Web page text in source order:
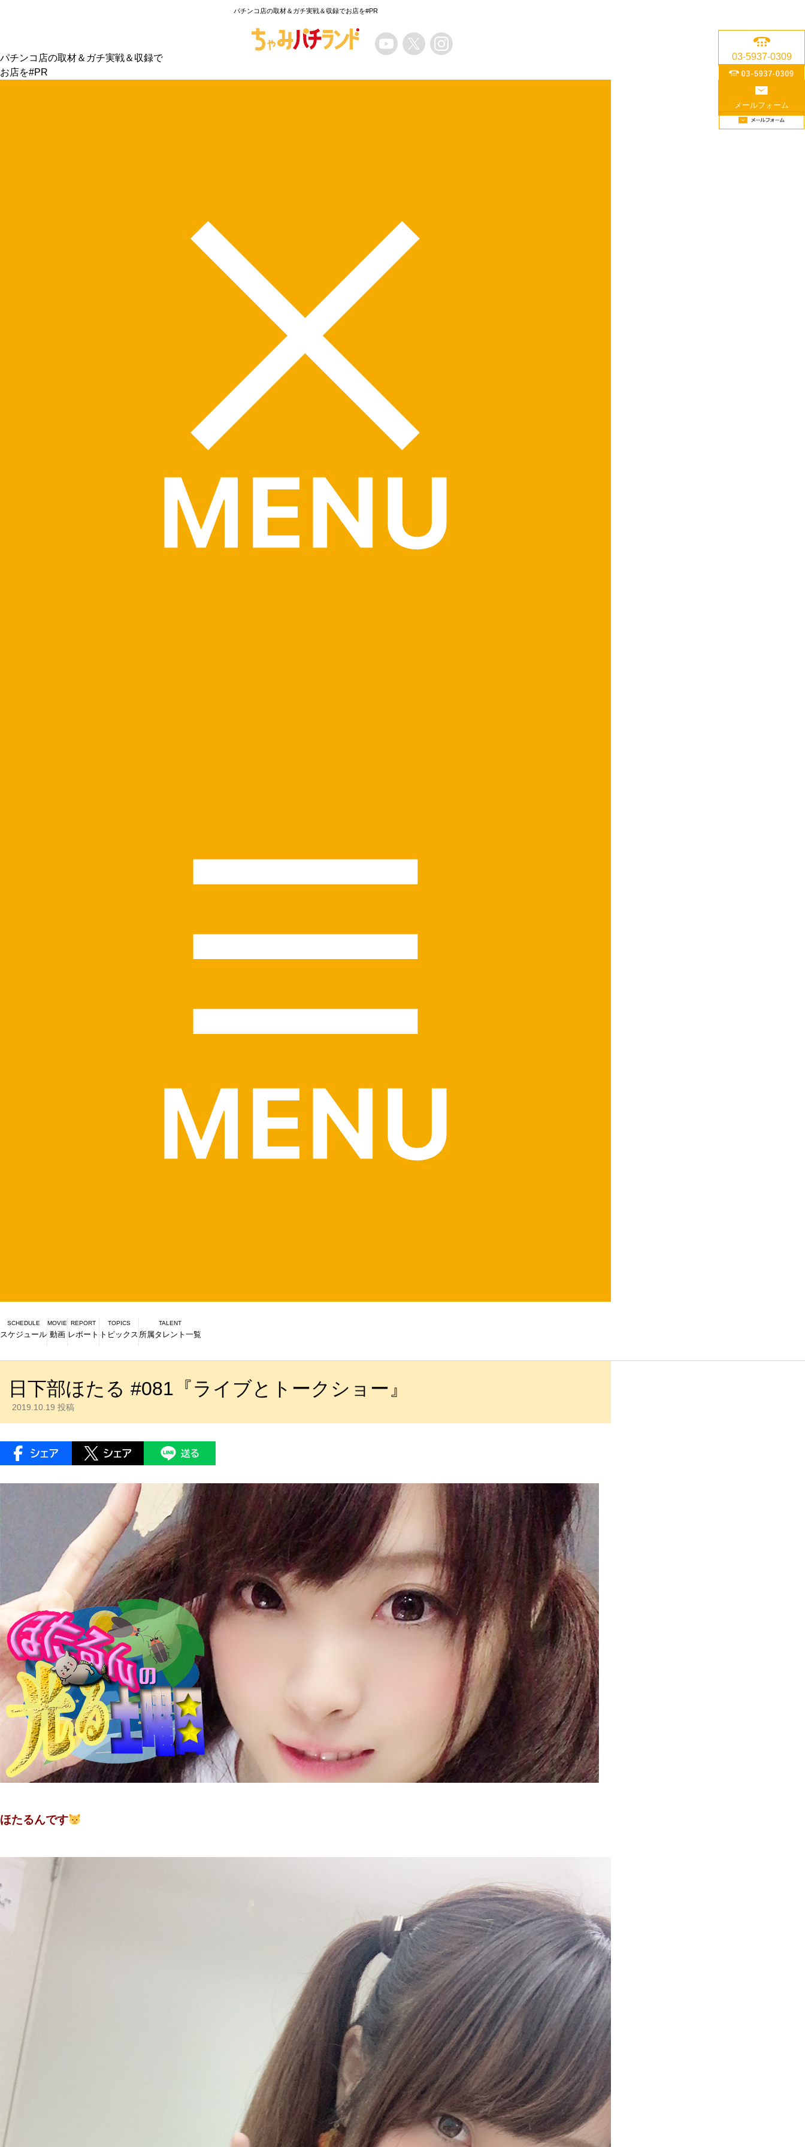
パチンコ店の取材＆ガチ実戦＆収録でお店を#PR
パチンコ店の取材＆ガチ実戦＆収録で
お店を#PR
SCHEDULE
スケジュール
MOVIE
動画
REPORT
レポート
TOPICS
トピックス
TALENT
所属タレント一覧
03-5937-0309
メールフォーム
日下部ほたる #081『ライブとトークショー』
2019.10.19 投稿
ほたるんです